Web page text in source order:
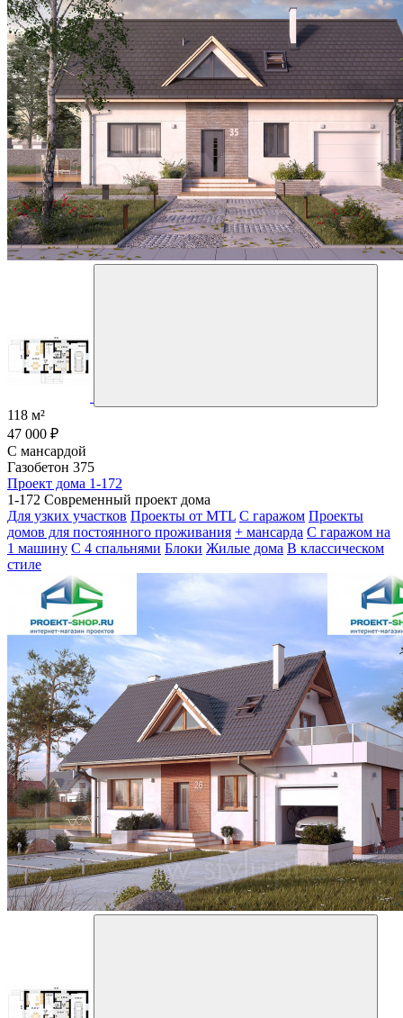
118 м²
47 000 ₽
С мансардой
Газобетон 375
Проект дома 1-172
1-172 Современный проект дома
Для узких участков Проекты от MTL С гаражом Проекты
домов для постоянного проживания + мансарда С гаражом на
1 машину С 4 спальнями Блоки Жилые дома В классическом
стиле